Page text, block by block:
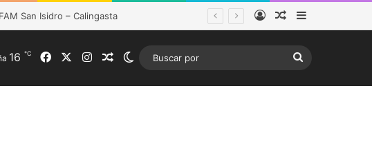
intenso sistema frontal AccesoPublicación al
16 ℃ FacebookInstagramPublicación al azar
Switch skin